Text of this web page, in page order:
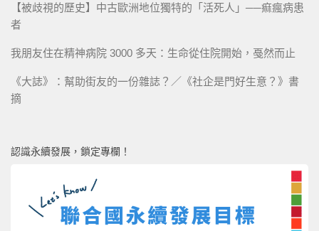
【被歧視的歷史】中古歐洲地位獨特的「活死人」──痲瘋病患
者
我朋友住在精神病院 3000 多天：生命從住院開始，戞然而止
《大誌》：幫助街友的一份雜誌？／《社企是門好生意？》書
摘
認識永續發展，鎖定專欄！